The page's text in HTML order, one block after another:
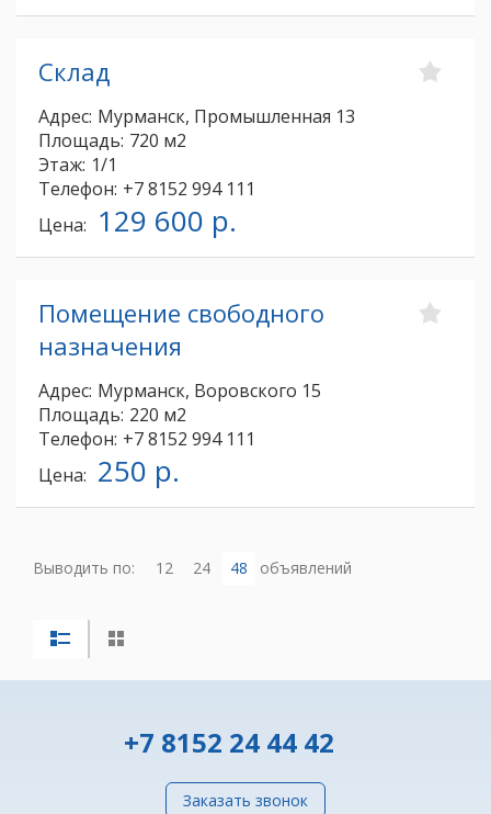
Склад
Адрес: Мурманск, Промышленная 13
Площадь: 720 м2
Этаж: 1/1
Телефон: +7 8152 994 111
Цена: 129 600 р.
Помещение свободного
назначения
Адрес: Мурманск, Воровского 15
Площадь: 220 м2
Телефон: +7 8152 994 111
Цена: 250 р.
Выводить по: 12 24 48 объявлений
+7 8152 24 44 42
Заказать звонок